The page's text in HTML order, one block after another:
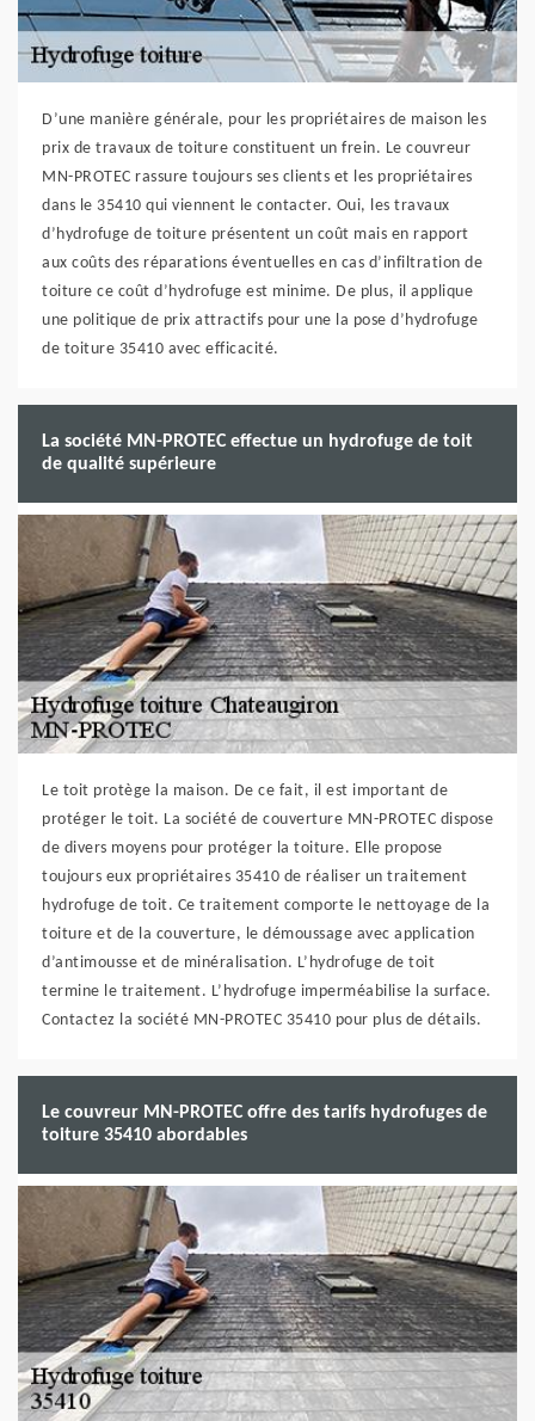
D’une manière générale, pour les propriétaires de maison les
prix de travaux de toiture constituent un frein. Le couvreur
MN-PROTEC rassure toujours ses clients et les propriétaires
dans le 35410 qui viennent le contacter. Oui, les travaux
d’hydrofuge de toiture présentent un coût mais en rapport
aux coûts des réparations éventuelles en cas d’infiltration de
toiture ce coût d’hydrofuge est minime. De plus, il applique
une politique de prix attractifs pour une la pose d’hydrofuge
de toiture 35410 avec efficacité.
La société MN-PROTEC effectue un hydrofuge de toit
de qualité supérieure
Le toit protège la maison. De ce fait, il est important de
protéger le toit. La société de couverture MN-PROTEC dispose
de divers moyens pour protéger la toiture. Elle propose
toujours eux propriétaires 35410 de réaliser un traitement
hydrofuge de toit. Ce traitement comporte le nettoyage de la
toiture et de la couverture, le démoussage avec application
d’antimousse et de minéralisation. L’hydrofuge de toit
termine le traitement. L’hydrofuge imperméabilise la surface.
Contactez la société MN-PROTEC 35410 pour plus de détails.
Le couvreur MN-PROTEC offre des tarifs hydrofuges de
toiture 35410 abordables